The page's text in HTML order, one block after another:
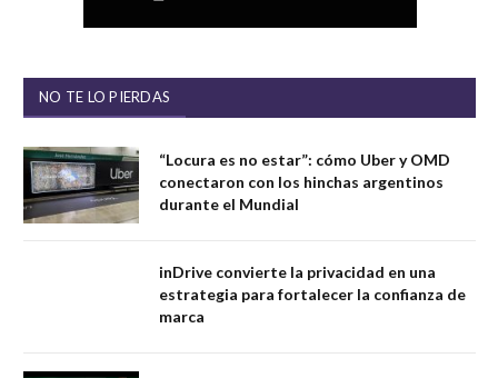
NO TE LO PIERDAS
“Locura es no estar”: cómo Uber y OMD
conectaron con los hinchas argentinos
durante el Mundial
inDrive convierte la privacidad en una
estrategia para fortalecer la confianza de
marca